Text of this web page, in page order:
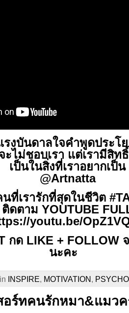
งบันดาลใจคำพูดประโ
ไม่ชอบเรา แต่เรามีสิท
เป็นในสิ่งที่เราอยากเป็น
@Artnatta
นที่เรารักที่สุดในชีวิต #
ติดตาม YOUTUBE
youtu.be/
กด LIKE + FOLLOW
นะคะ
INSPIRE, MOTIVATION,
ร์ทคนรักหมา&แมวค